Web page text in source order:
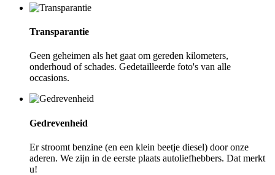
Transparantie
Geen geheimen als het gaat om gereden kilometers,
onderhoud of schades. Gedetailleerde foto's van alle
occasions.
Gedrevenheid
Er stroomt benzine (en een klein beetje diesel) door onze
aderen. We zijn in de eerste plaats autoliefhebbers. Dat merkt
u!